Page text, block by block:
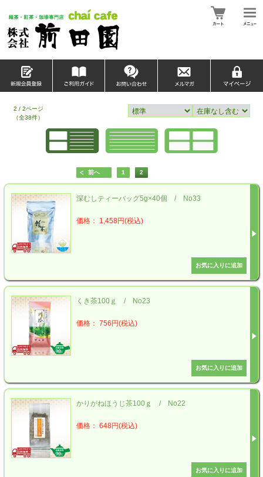
2 / 2ページ
（全38件）
前へ 1 2
深むしティーバッグ5g×40個 / No33
価格： 1,458円(税込)
くき茶100ｇ / No23
価格： 756円(税込)
かりがねほうじ茶100ｇ / No22
価格： 648円(税込)